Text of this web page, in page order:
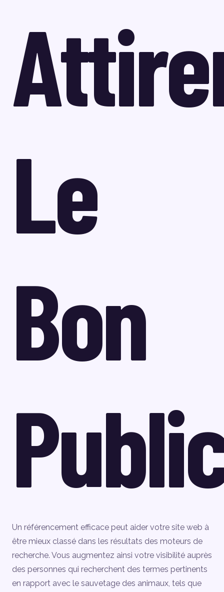
Le
Bon
Un référencement efficace peut aider votre site web à
être mieux classé dans les résultats des moteurs de
recherche. Vous augmentez ainsi votre visibilité auprès
des personnes qui recherchent des termes pertinents
en rapport avec le sauvetage des animaux, tels que